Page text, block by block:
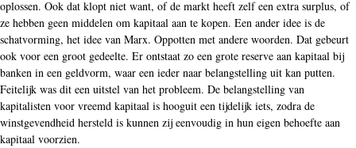
oplossen. Ook dat klopt niet want, of de markt heeft zelf een extra surplus, of
ze hebben geen middelen om kapitaal aan te kopen. Een ander idee is de
schatvorming, het idee van Marx. Oppotten met andere woorden. Dat gebeurt
ook voor een groot gedeelte. Er ontstaat zo een grote reserve aan kapitaal bij
banken in een geldvorm, waar een ieder naar belangstelling uit kan putten.
Feitelijk was dit een uitstel van het probleem. De belangstelling van
kapitalisten voor vreemd kapitaal is hooguit een tijdelijk iets, zodra de
winstgevendheid hersteld is kunnen zij eenvoudig in hun eigen behoefte aan
kapitaal voorzien.